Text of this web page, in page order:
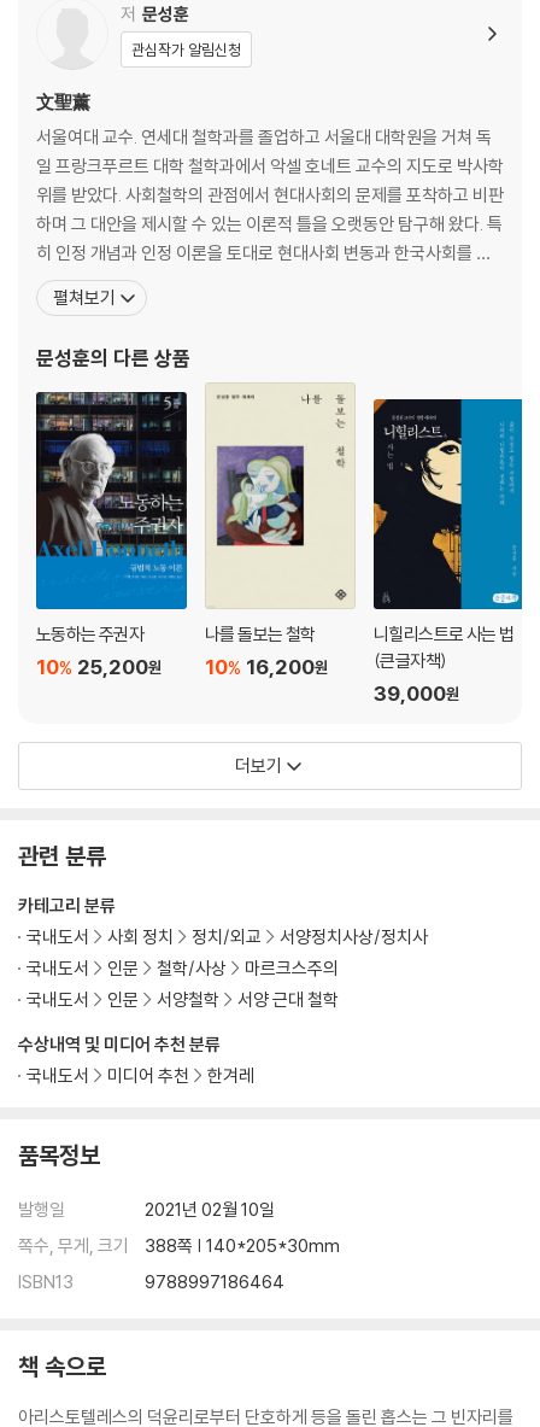
저 문성훈
관심작가 알림신청
文聖薰
서울여대 교수. 연세대 철학과를 졸업하고 서울대 대학원을 거쳐 독
일 프랑크푸르트 대학 철학과에서 악셀 호네트 교수의 지도로 박사학
위를 받았다. 사회철학의 관점에서 현대사회의 문제를 포착하고 비판
하며 그 대안을 제시할 수 있는 이론적 틀을 오랫동안 탐구해 왔다. 특
히 인정 개념과 인정 이론을 토대로 현대사회 변동과 한국사회를 분
석하는 여러 연구 논문을 집필했으며, 최근에는 신자유주의에 대한
대안적 정치이념을 정립하는 작업에 몰두했다. 『새로운 사회적 자유
펼쳐보기
문성훈의 다른 상품
노동하는 주권자
25,200원
10%
나를 돌보는 철학
16,200원
10%
니힐리스트로 사는 법
(큰글자책)
39,000원
더보기
관련 분류
수상내역 및 미디어 추천 분류
국내도서
미디어 추천 한겨레
카테고리 분류
국내도서
사회 정치 정치/외교
서양정치사상/정치사
국내도서
인문 철학/사상
마르크스주의
국내도서
인문 서양철학 서양 근대 철학
품목정보
발행일
2021년 02월 10일
쪽수, 무게, 크기
388쪽 | 140*205*30mm
ISBN13
9788997186464
책 속으로
아리스토텔레스의 덕윤리로부터 단호하게 등을 돌린 홉스는 그 빈자리를